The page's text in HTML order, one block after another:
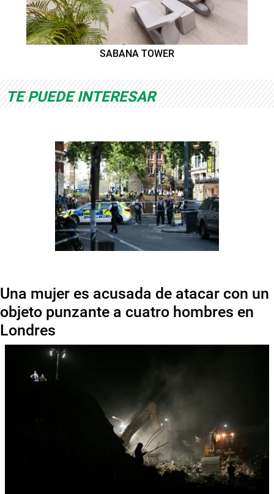
SABANA TOWER
TE PUEDE INTERESAR
Una mujer es acusada de atacar con un
objeto punzante a cuatro hombres en
Londres